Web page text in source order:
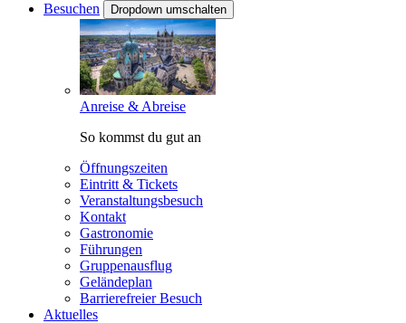
Besuchen
Dropdown umschalten
Anreise & Abreise
So kommst du gut an
Öffnungszeiten
Eintritt & Tickets
Veranstaltungsbesuch
Kontakt
Gastronomie
Führungen
Gruppenausflug
Geländeplan
Barrierefreier Besuch
Aktuelles